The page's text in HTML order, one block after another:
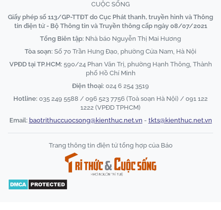
CUỘC SỐNG
Giấy phép số 113/GP-TTĐT do Cục Phát thanh, truyền hình và Thông
tin điện tử - Bộ Thông tin và Truyền thông cấp ngày 08/07/2021
Tổng Biên tập: Nhà báo Nguyễn Thị Mai Hương
Tòa soạn: Số 70 Trần Hưng Đạo, phường Cửa Nam, Hà Nội
VPĐD tại TP.HCM: 590/24 Phan Văn Trị, phường Hạnh Thông, Thành
phố Hồ Chí Minh
Điện thoại: 024 6 254 3519
Hotline: 035 249 5588 / 096 523 7756 (Toà soạn Hà Nội) / 091 122
1222 (VPĐD TPHCM)
Email: baotrithuccuocsong@kienthuc.net.vn - tkts@kienthuc.net.vn
Trang thông tin điện tử tổng hợp của Báo